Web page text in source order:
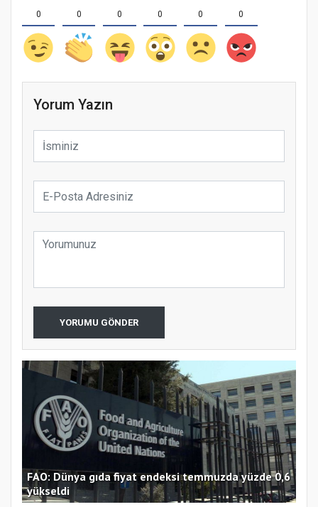
0 0 0 0 0 0
Yorum Yazın
YORUMU GÖNDER
FAO: Dünya gıda fiyat endeksi temmuzda yüzde 0,6
yükseldi